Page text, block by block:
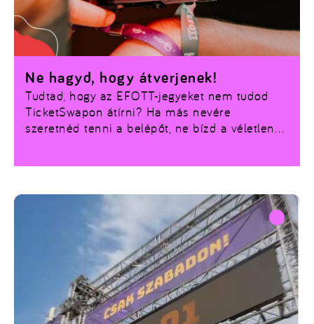
Tudtad, hogy az EFOTT-jegyeket nem tudod
TicketSwapon átírni? Ha más nevére
szeretnéd tenni a belépőt, ne bízd a véletlenre:
felelősséget vállalni, csekkold a részleteket a
Ne hagyd, hogy átverjenek!